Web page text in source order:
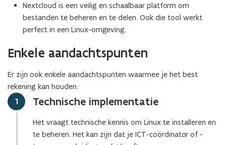
e
r
Nextcloud is een veilig en schaalbaar platform om
bestanden te beheren en te delen. Ook die tool werkt
perfect in een Linux-omgeving.
Enkele aandachtspunten
Er zijn ook enkele aandachtspunten waarmee je het best
rekening kan houden.
Stap
1 Technische implementatie
Het vraagt technische kennis om Linux te installeren en
te beheren. Het kan zijn dat je ICT-coördinator of -